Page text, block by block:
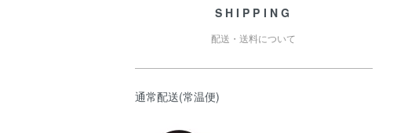
SHIPPING
配送・送料について
通常配送(常温便)